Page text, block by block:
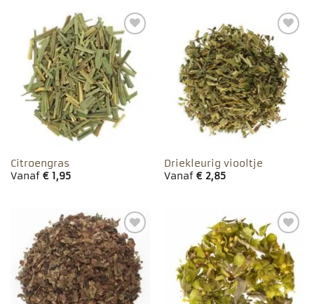
Toevoegen
aan
favorieten
Citroengras
Vanaf €1,95
Toevoegen
aan
favorieten
Driekleurig viooltje
Vanaf €2,85
Toevoegen
aan
favorieten
Toevoegen
aan
favorieten